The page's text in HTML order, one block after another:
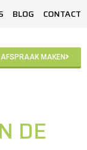
BLOG CONTACT
AFSPRAAK MAKEN
DE